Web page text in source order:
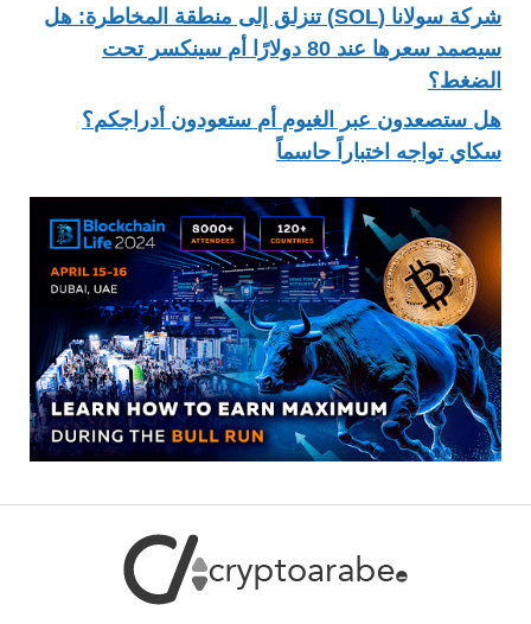
شركة سولانا (SOL) تنزلق إلى منطقة المخاطرة: هل
سيصمد سعرها عند 80 دولارًا أم سينكسر تحت
الضغط؟
هل ستصعدون عبر الغيوم أم ستعودون أدراجكم؟
سكاي تواجه اختباراً حاسماً